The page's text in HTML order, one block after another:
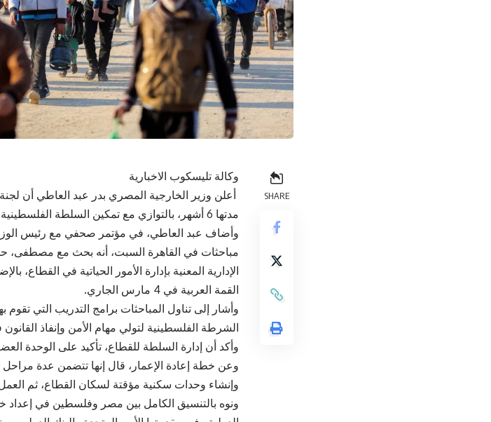
SHARE
وكالة تليسكوب الاخبارية
أعلن وزير الخارجية المصري بدر عبد العاطي أن
مدتها 6 أشهر، بالتوازي مع تمكين السلطة الفلسطينية بالكامل لإدارة القطاع.
وأضاف عبد العاطي، في مؤتمر صحفي مع رئيس
مباحثات في القاهرة السبت، أنه بحث مع مصطفى،
الإدارية المعنية بإدارة الأمور الحياتية في
القمة العربية في 4 مارس الجاري.
وأشار إلى تناول المباحثات برامج التدريب التي
الشرطة الفلسطينية لتولي مهام الأمن وإنفاذ
وأكد أن إدارة السلطة للقطاع، تأكيد على الوحدة
وعن خطة إعادة الإعمار، قال إنها تتضمن عدة مراحل
وإنشاء وحدات سكنية مؤقتة لسكان القطاع، ثم
ونوه بالتنسيق الكامل بين مصر وفلسطين في إعداد